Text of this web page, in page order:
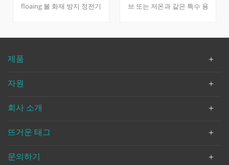
floaing 볼 화재 방지 정전기
ni55 좌석 x750 봄 용접 플랜
른 세부 사항 유형 볼 밸브 크
성 플로팅 볼 밸브 연결 타입
지렛대 바디 재료 wcb 공 재
4ph 시트 재료 f304 + ni55 디
수 en558-1 연결 종료
en1092-1 b1 압력 및 온도
브 또는 저온과 같은 특수 용
에 의하여 주문을 받아서 만
제품
자원
회사 소개
뜨거운 태그
문의하기